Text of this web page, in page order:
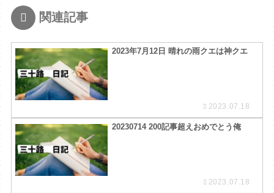
関連記事
2023年7月12日 晴れの雨クエは神クエ
2023.07.18
20230714 200記事超えおめでとう俺
2023.07.18